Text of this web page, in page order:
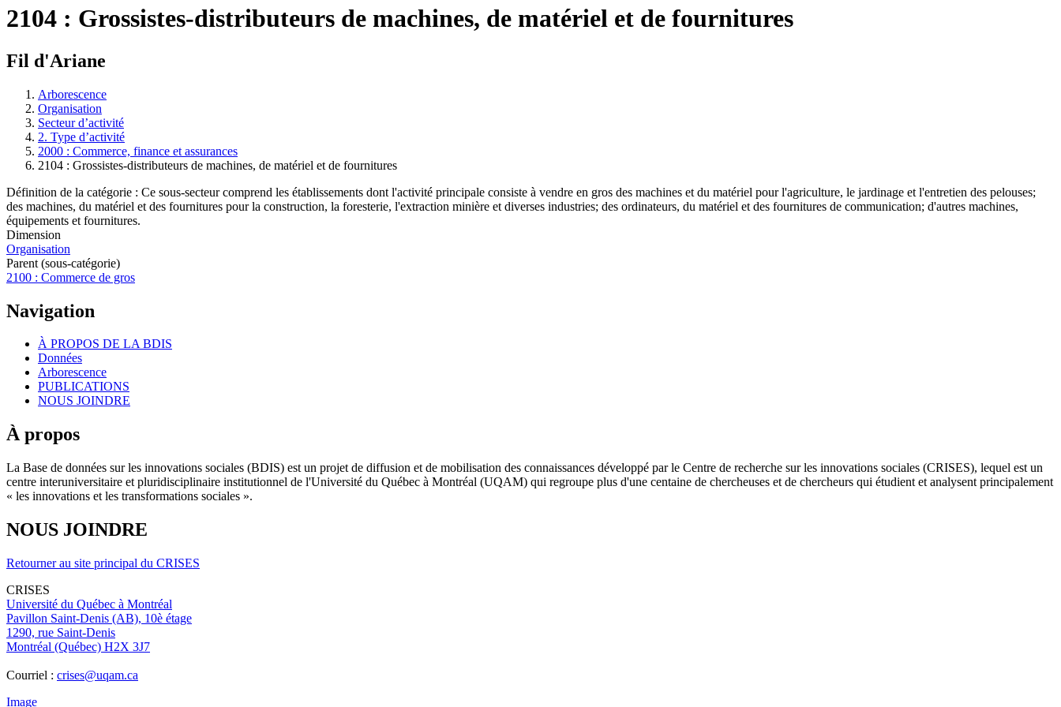
2104 : Grossistes-distributeurs de machines, de matériel et de fournitures
Fil d'Ariane
Arborescence
Organisation
Secteur d’activité
2. Type d’activité
2000 : Commerce, finance et assurances
2104 : Grossistes-distributeurs de machines, de matériel et de fournitures
Définition de la catégorie : Ce sous-secteur comprend les établissements dont l'activité principale consiste à vendre en gros des machines et du matériel pour l'agriculture, le jardinage et l'entretien des pelouses;
des machines, du matériel et des fournitures pour la construction, la foresterie, l'extraction minière et diverses industries; des ordinateurs, du matériel et des fournitures de communication; d'autres machines,
équipements et fournitures.
Dimension
Organisation
Parent (sous-catégorie)
2100 : Commerce de gros
Navigation
À PROPOS DE LA BDIS
Données
Arborescence
PUBLICATIONS
NOUS JOINDRE
À propos
La Base de données sur les innovations sociales (BDIS) est un projet de diffusion et de mobilisation des connaissances développé par le Centre de recherche sur les innovations sociales (CRISES), lequel est un
centre interuniversitaire et pluridisciplinaire institutionnel de l'Université du Québec à Montréal (UQAM) qui regroupe plus d'une centaine de chercheuses et de chercheurs qui étudient et analysent principalement
« les innovations et les transformations sociales ».
NOUS JOINDRE
Retourner au site principal du CRISES
CRISES
Université du Québec à Montréal
Pavillon Saint-Denis (AB), 10è étage
1290, rue Saint-Denis
Montréal (Québec) H2X 3J7
Courriel : crises@uqam.ca
Image